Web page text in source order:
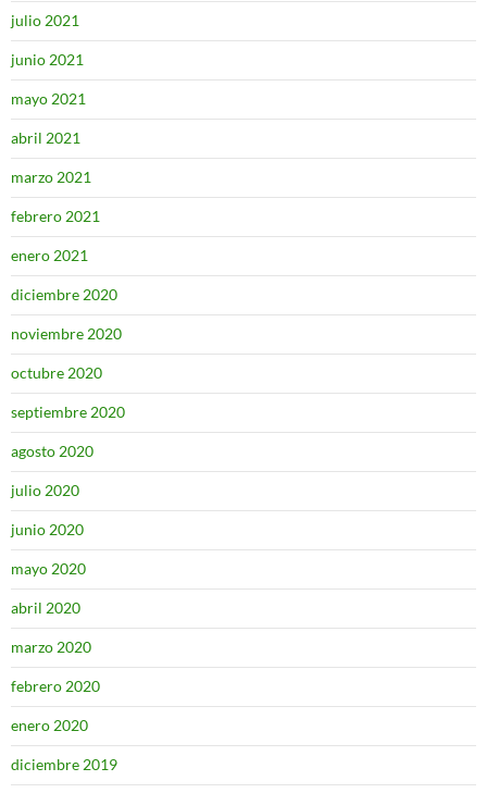
julio 2021
junio 2021
mayo 2021
abril 2021
marzo 2021
febrero 2021
enero 2021
diciembre 2020
noviembre 2020
octubre 2020
septiembre 2020
agosto 2020
julio 2020
junio 2020
mayo 2020
abril 2020
marzo 2020
febrero 2020
enero 2020
diciembre 2019